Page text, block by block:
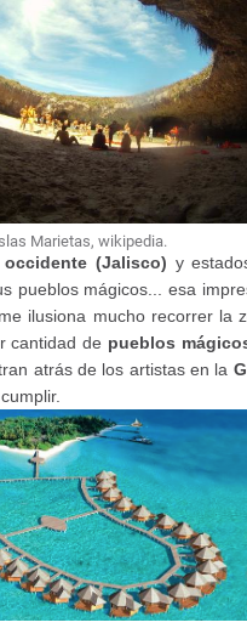
Marietas, wikipedia.
(Jalisco) y
pueblos mágicos... esa
ilusiona mucho recorrer la
cantidad de pueblos
atrás de los artistas en la